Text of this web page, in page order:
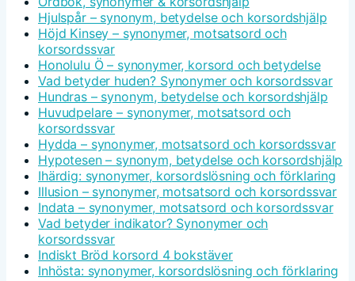
Hjulspår – synonym, betydelse och korsordshjälp
Höjd Kinsey – synonymer, motsatsord och
korsordssvar
Honolulu Ö – synonymer, korsord och betydelse
Vad betyder huden? Synonymer och korsordssvar
Hundras – synonym, betydelse och korsordshjälp
Huvudpelare – synonymer, motsatsord och
korsordssvar
Hydda – synonymer, motsatsord och korsordssvar
Hypotesen – synonym, betydelse och korsordshjälp
Ihärdig: synonymer, korsordslösning och förklaring
Illusion – synonymer, motsatsord och korsordssvar
Indata – synonymer, motsatsord och korsordssvar
Vad betyder indikator? Synonymer och
korsordssvar
Indiskt Bröd korsord 4 bokstäver
Inhösta: synonymer, korsordslösning och förklaring